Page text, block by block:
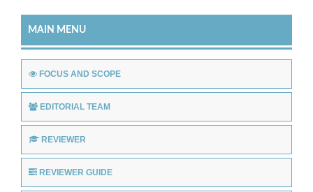
MAIN MENU
FOCUS AND SCOPE
EDITORIAL TEAM
REVIEWER
REVIEWER GUIDE